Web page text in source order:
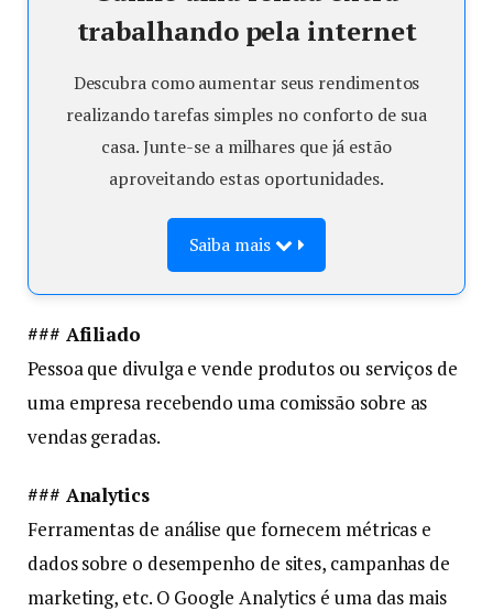
trabalhando pela internet
Descubra como aumentar seus rendimentos
realizando tarefas simples no conforto de sua
casa. Junte-se a milhares que já estão
aproveitando estas oportunidades.
Saiba mais
### Afiliado
Pessoa que divulga e vende produtos ou serviços de
uma empresa recebendo uma comissão sobre as
vendas geradas.
### Analytics
Ferramentas de análise que fornecem métricas e
dados sobre o desempenho de sites, campanhas de
marketing, etc. O Google Analytics é uma das mais